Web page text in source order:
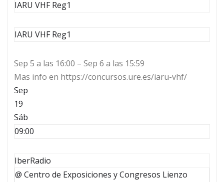
IARU VHF Reg1
IARU VHF Reg1
Sep 5 a las 16:00 – Sep 6 a las 15:59
Mas info en https://concursos.ure.es/iaru-vhf/
Sep
19
Sáb
09:00
IberRadio
@ Centro de Exposiciones y Congresos Lienzo